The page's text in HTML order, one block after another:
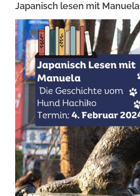
Japanisch lesen mit Manuela